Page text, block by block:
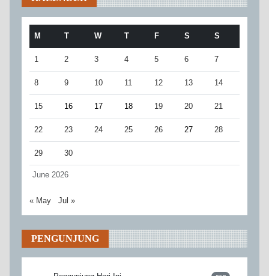
June 2026
M T W T F S S
1 2 3 4 5 6 7
8 9 10 11 12 13 14
15 16 17 18 19 20 21
22 23 24 25 26 27 28
29 30
« May Jul »
PENGUNJUNG